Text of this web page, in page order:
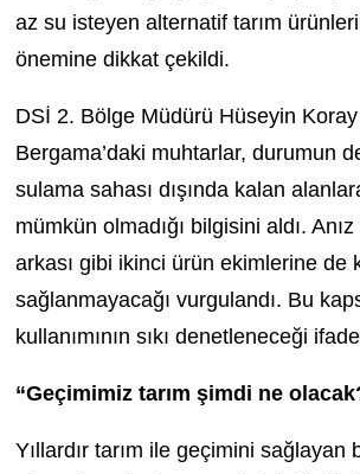
az su isteyen alternatif tarım
önemine dikkat çekildi.
DSİ 2. Bölge Müdürü Hüseyin
Bergama’daki muhtarlar, durumun
sulama sahası dışında kalan
mümkün olmadığı bilgisini aldı.
arkası gibi ikinci ürün ekimlerine de
sağlanmayacağı vurgulandı. Bu
kullanımının sıkı denetleneceği
“Geçimimiz tarım şimdi ne
Yıllardır tarım ile geçimini sağlayan